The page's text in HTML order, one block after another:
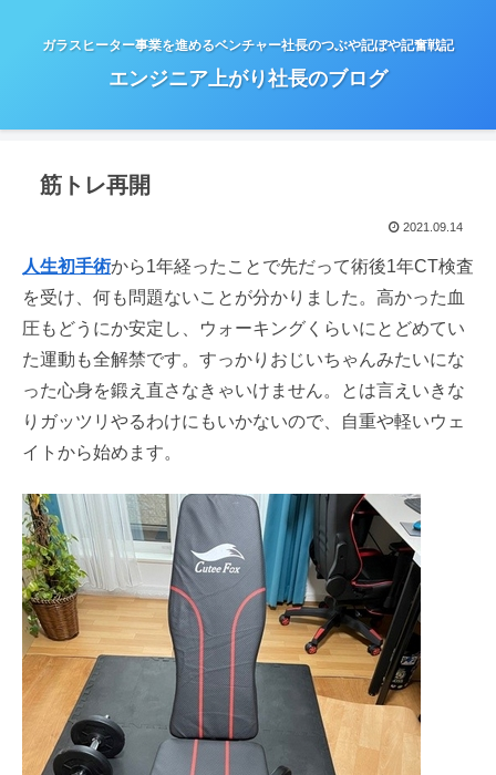
ガラスヒーター事業を進めるベンチャー社長のつぶや記ぼや記奮戦記
エンジニア上がり社長のブログ
筋トレ再開
2021.09.14
人生初手術から1年経ったことで先だって術後1年CT検査
を受け、何も問題ないことが分かりました。高かった血
圧もどうにか安定し、ウォーキングくらいにとどめてい
た運動も全解禁です。すっかりおじいちゃんみたいにな
った心身を鍛え直さなきゃいけません。とは言えいきな
りガッツリやるわけにもいかないので、自重や軽いウェ
イトから始めます。